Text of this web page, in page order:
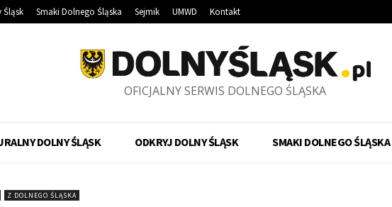
Śląsk Smaki Dolnego Śląska Sejmik UMWD Kontakt
OFICJALNY SERWIS DOLNEGO ŚLĄSKA
DOLNY ŚLĄSK ODKRYJ DOLNY ŚLĄSK SMAKI DOLNEGO ŚLĄSKA
Z DOLNEGO ŚLĄSKA